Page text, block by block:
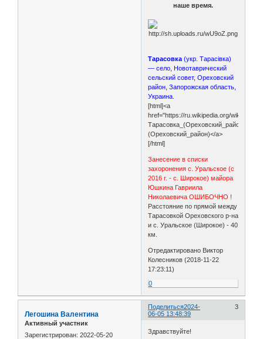
наше время.
Тарасовка (укр. Тарасівка)
— село, Новотаврический
сельский совет, Ореховский
район, Запорожская область,
Украина.
[html]<a
href="https://ru.wikipedia.org/wiki/
(Ореховский_район)</a>
[/html]
Занесение в списки
захоронения с. Уральское (с
2016 г. - с. Широкое) майора
Юшкина Гавриила
Николаевича ОШИБОЧНО !
Расстояние по прямой между
Тарасовкой Ореховского р-на
и с. Уральское (Широкое) - 40
км.
Отредактировано Виктор
Колесников (2018-11-22
17:23:11)
0
Поделиться 3
2024-
06-05 13:48:39
Легошина Валентина
Активный участник
Зарегистрирован: 2022-05-20
Здравствуйте!